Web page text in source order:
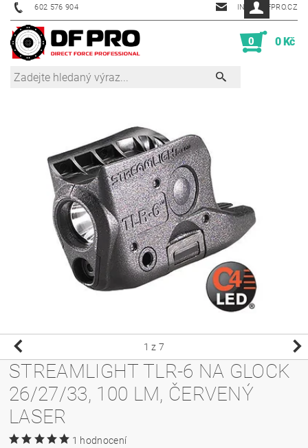
602 576 904 INFO@DFPRO.CZ
0 0 Kč
1 z 7
STREAMLIGHT TLR-6 NA GLOCK
26/27/33, 100 LM, ČERVENÝ
LASER
1 hodnocení